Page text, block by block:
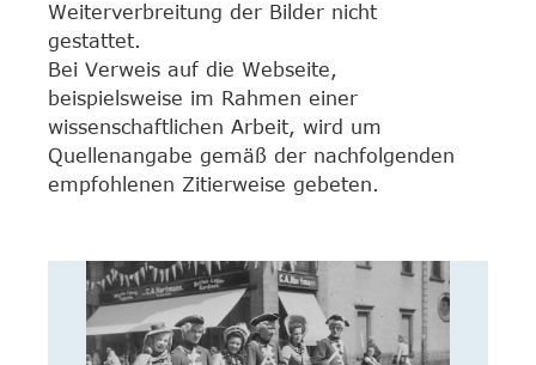
Weiterverbreitung der Bilder nicht
gestattet.
Bei Verweis auf die Webseite,
beispielsweise im Rahmen einer
wissenschaftlichen Arbeit, wird um
Quellenangabe gemäß der nachfolgenden
empfohlenen Zitierweise gebeten.